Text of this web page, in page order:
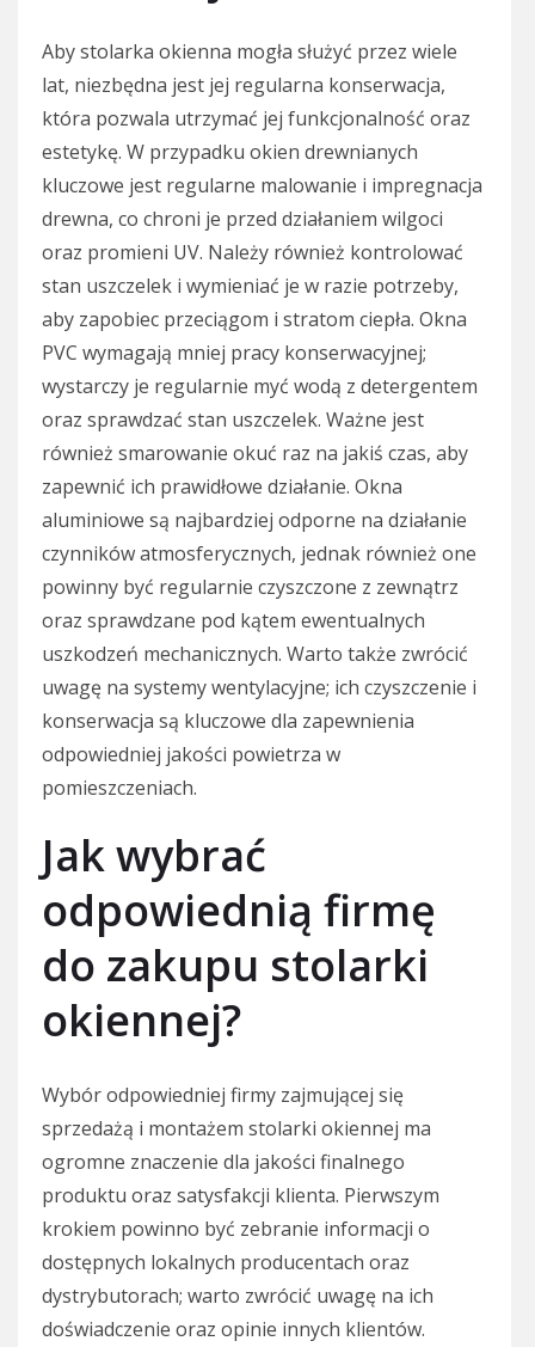
Aby stolarka okienna mogła służyć przez wiele
lat, niezbędna jest jej regularna konserwacja,
która pozwala utrzymać jej funkcjonalność oraz
estetykę. W przypadku okien drewnianych
kluczowe jest regularne malowanie i impregnacja
drewna, co chroni je przed działaniem wilgoci
oraz promieni UV. Należy również kontrolować
stan uszczelek i wymieniać je w razie potrzeby,
aby zapobiec przeciągom i stratom ciepła. Okna
PVC wymagają mniej pracy konserwacyjnej;
wystarczy je regularnie myć wodą z detergentem
oraz sprawdzać stan uszczelek. Ważne jest
również smarowanie okuć raz na jakiś czas, aby
zapewnić ich prawidłowe działanie. Okna
aluminiowe są najbardziej odporne na działanie
czynników atmosferycznych, jednak również one
powinny być regularnie czyszczone z zewnątrz
oraz sprawdzane pod kątem ewentualnych
uszkodzeń mechanicznych. Warto także zwrócić
uwagę na systemy wentylacyjne; ich czyszczenie i
konserwacja są kluczowe dla zapewnienia
odpowiedniej jakości powietrza w
pomieszczeniach.
Jak wybrać
odpowiednią firmę
do zakupu stolarki
okiennej?
Wybór odpowiedniej firmy zajmującej się
sprzedażą i montażem stolarki okiennej ma
ogromne znaczenie dla jakości finalnego
produktu oraz satysfakcji klienta. Pierwszym
krokiem powinno być zebranie informacji o
dostępnych lokalnych producentach oraz
dystrybutorach; warto zwrócić uwagę na ich
doświadczenie oraz opinie innych klientów.